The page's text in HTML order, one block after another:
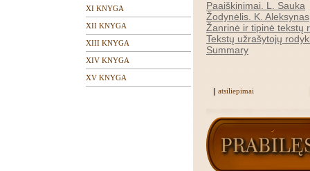
XI KNYGA
XII KNYGA
XIII KNYGA
XIV KNYGA
XV KNYGA
Paaiškinimai. L. Sauka
Žodynėlis. K. Aleksynas
Žanrinė ir tipinė tekstų
Tekstų užrašytojų
Summary
atsiliepimai